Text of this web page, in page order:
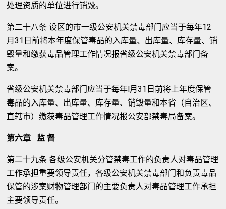
处理资质的单位进行销毁。
第二十八条 设区的市一级公安机关禁毒部门应当于每年12
月31日前将本年度保管毒品的入库量、出库量、库存量、销
毁量和缴获毒品管理工作情况报省级公安机关禁毒部门备
案。
省级公安机关禁毒部门应当于每年l月31日前将上年度保管
毒品的入库量、出库量、库存量、销毁量和本省（自治区、
直辖市）缴获毒品管理工作情况报公安部禁毒局备案。
第六章 监 督
第二十九条 各级公安机关分管禁毒工作的负责人对毒品管理
工作承担重要领导责任，各级公安机关禁毒部门和负责毒品
保管的涉案财物管理部门的主要负责人对毒品管理工作承担
主要领导责任。